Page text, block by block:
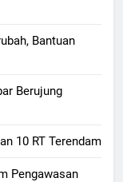
Bantuan
Berujung
10 RT Terendam
Pengawasan